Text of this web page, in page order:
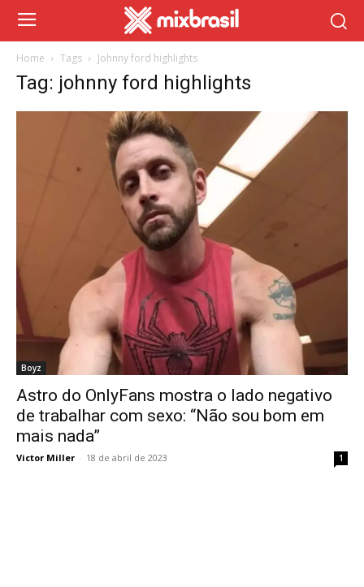
Home Tags Johnny ford highlights
Tag: johnny ford highlights
Boyz
Astro do OnlyFans mostra o lado negativo
de trabalhar com sexo: “Não sou bom em
mais nada”
Victor Miller - 18 de abril de 2023 1